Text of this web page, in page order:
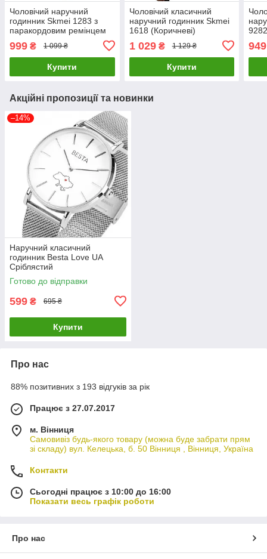
Чоловічий наручний
годинник Skmei 1283 з
паракордовим ремінцем
999 ₴ 1 099 ₴
Купити
Чоловічий класичний
наручний годинник Skmei
1618 (Коричневі)
1 029₴ 1 129 ₴
Купити
949
Акційні пропозиції та новинки
–14%
Наручний класичний
годинник Besta Love UA
Сріблястий
Готово до відправки
599 ₴ 695 ₴
Купити
Про нас
88% позитивних з 193 відгуків за рік
Працює з 27.07.2017
м. Вінниця
Самовивіз будь-якого товару (можна буде забрати прям
зі складу) вул. Келецька, б. 50 Вінниця , Вінниця, Україна
Контакти
Сьогодні працює з 10:00 до 16:00
Показати весь графік роботи
Про нас